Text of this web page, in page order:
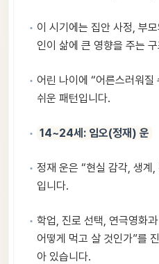
이 시기에는 집안 사정, 부
인이 삶에 큰 영향을 주는
어린 나이에 “어른스러워질
쉬운 패턴입니다.
14~24세: 임오(정재) 운
정재 운은 “현실 감각, 생계,
입니다.
학업, 진로 선택, 연극영화
어떻게 먹고 살 것인가”를
아 있습니다.